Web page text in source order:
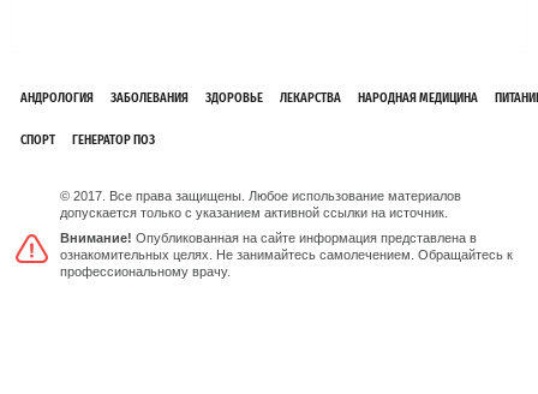
АНДРОЛОГИЯ ЗАБОЛЕВАНИЯ ЗДОРОВЬЕ ЛЕКАРСТВА НАРОДНАЯ МЕДИЦИНА
СПОРТ ГЕНЕРАТОР ПОЗ
© 2017. Все права защищены. Любое использование материалов
допускается только с указанием активной ссылки на источник.
Внимание! Опубликованная на сайте информация представлена в
ознакомительных целях. Не занимайтесь самолечением. Обращайтесь к
профессиональному врачу.